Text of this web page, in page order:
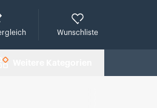
Wunschliste